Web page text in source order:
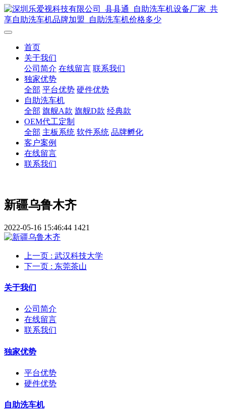
首页
关于我们
公司简介 在线留言 联系我们
独家优势
全部 平台优势 硬件优势
自助洗车机
全部 旗舰A款 旗舰D款 经典款
OEM代工定制
全部 主板系统 软件系统 品牌孵化
客户案例
在线留言
联系我们
新疆乌鲁木齐
2022-05-16 15:46:44 1421
上一页 : 武汉科技大学
下一页 : 东莞茶山
关于我们
公司简介
在线留言
联系我们
独家优势
平台优势
硬件优势
自助洗车机